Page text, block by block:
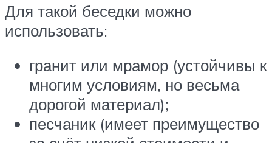
Для такой беседки можно
использовать:
гранит или мрамор (устойчивы к
многим условиям, но весьма
дорогой материал);
песчаник (имеет преимущество